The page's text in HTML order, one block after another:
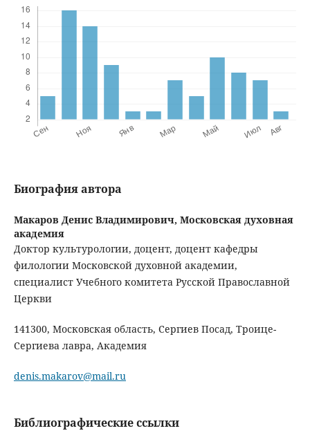
Биография автора
Макаров Денис Владимирович, Московская духовная
академия
Доктор культурологии, доцент, доцент кафедры
филологии Московской духовной академии,
специалист Учебного комитета Русской Православной
Церкви
141300, Московская область, Сергиев Посад, Троице-
Сергиева лавра, Академия
denis.makarov@mail.ru
Библиографические ссылки